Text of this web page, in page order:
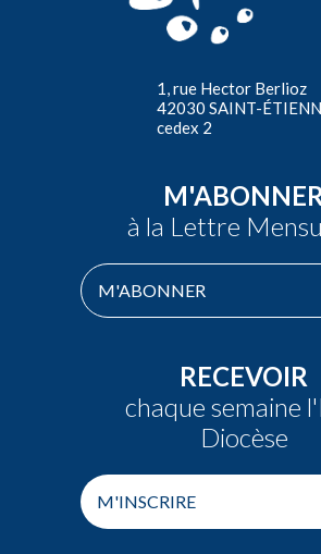
1, rue Hector Berlioz
42030 SAINT-
cedex 2
M'ABONNER
à la Lettre
M'ABONNER
RECEVOIR
chaque semaine
Diocèse
M'INSCRIRE